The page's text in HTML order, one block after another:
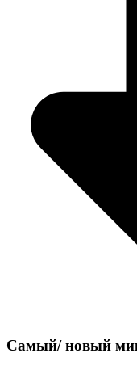
Самый/новый